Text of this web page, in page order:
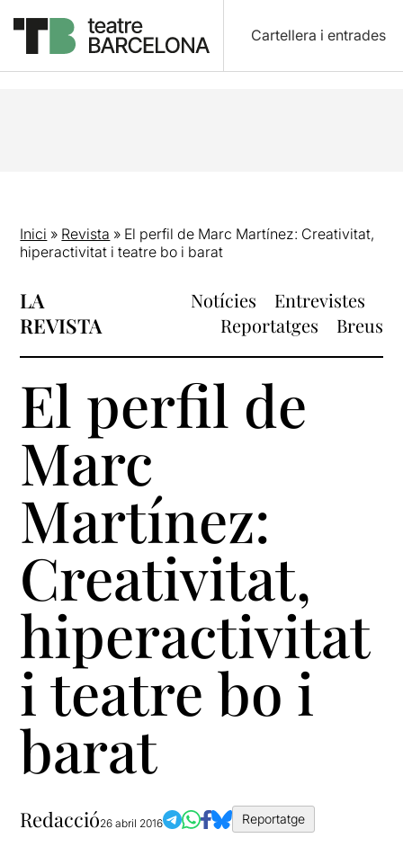
Cartellera i entrades
Inici » Revista » El perfil de Marc Martínez: Creativitat,
hiperactivitat i teatre bo i barat
LA
REVISTA
Notícies
Entrevistes
Reportatges
Breus
El perfil de
Marc
Martínez:
Creativitat,
hiperactivitat
i teatre bo i
barat
Redacció26 abril 2016 Reportatge